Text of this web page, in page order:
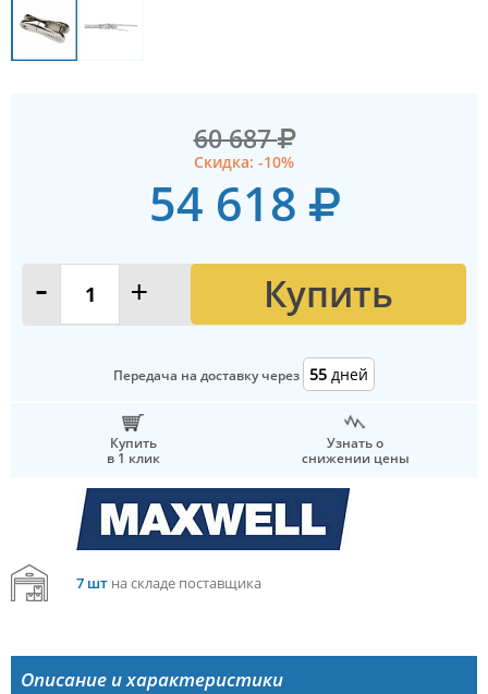
60 687
Скидка: -10%
54 618
- + Купить
Передача на доставку через 55 дней
Купить
в 1 клик
Узнать о
снижении цены
7 штна складе поставщика
Описание и характеристики